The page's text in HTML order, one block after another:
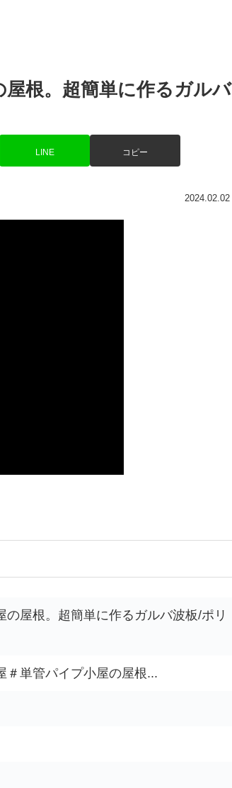
屋根。超簡単に作るガルバ
LINE コピー
2024.02.02
の屋根。超簡単に作るガルバ波板/ポリ
＃単管パイプ小屋の屋根...